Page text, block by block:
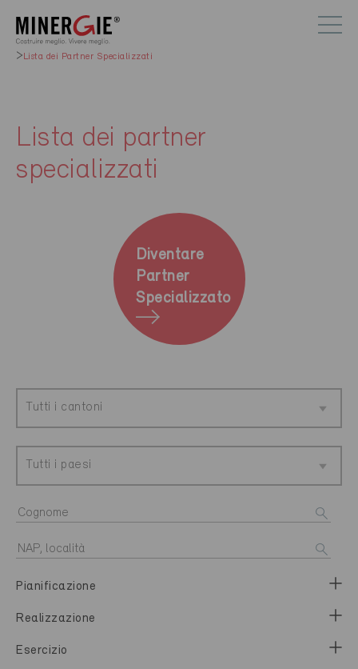
Lista dei Partner Specializzati
Lista dei partner
specializzati
Diventare
Partner
Specializzato
Tutti i cantoni
Tutti i paesi
Pianificazione
Realizzazione
Esercizio